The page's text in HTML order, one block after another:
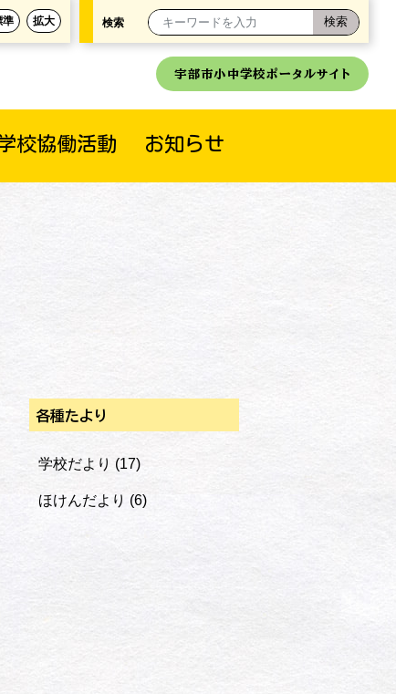
準 拡大 検索
宇部市小中学校ポータルサイト
校協働活動 お知らせ
各種たより
学校だより (17)
ほけんだより (6)